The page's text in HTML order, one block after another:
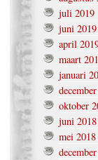
juli 2019
juni 2019
april
maart
januari
oktober
juni 2018
mei 2018